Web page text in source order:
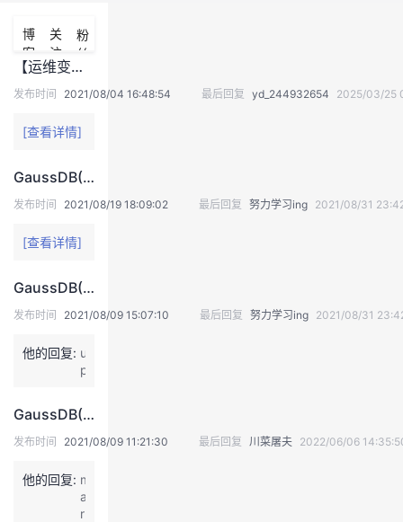
注
的
开
学
我
的
程
我
认
的
我
我
的
我
的
支
持
的
技
支
持
我
的
声
建
博
客
关
注
粉
丝
【运维变更】【标准变更方案】【纯软】重装主机
发布时间 2021/08/04 16:48:54 最后回复 yd_244932654 2025/03/25
[查看详情]
GaussDB(DWS)实践系列-List行转列函数实现
发布时间 2021/08/19 18:09:02 最后回复 努力学习ing 2021/08/31
[查看详情]
GaussDB(DWS)实践系列-ClickHouse-&gt;GaussDB(DWS)迁移
发布时间 2021/08/09 15:07:10 最后回复 努力学习ing 2021/08/31
他的回复: u
p
GaussDB(DWS)实践系列-MySQL-&gt;GaussDB(DWS)常用语法对照表
发布时间 2021/08/09 11:21:30 最后回复 川菜屠夫 2022/06/06
他的回复: m
a
r